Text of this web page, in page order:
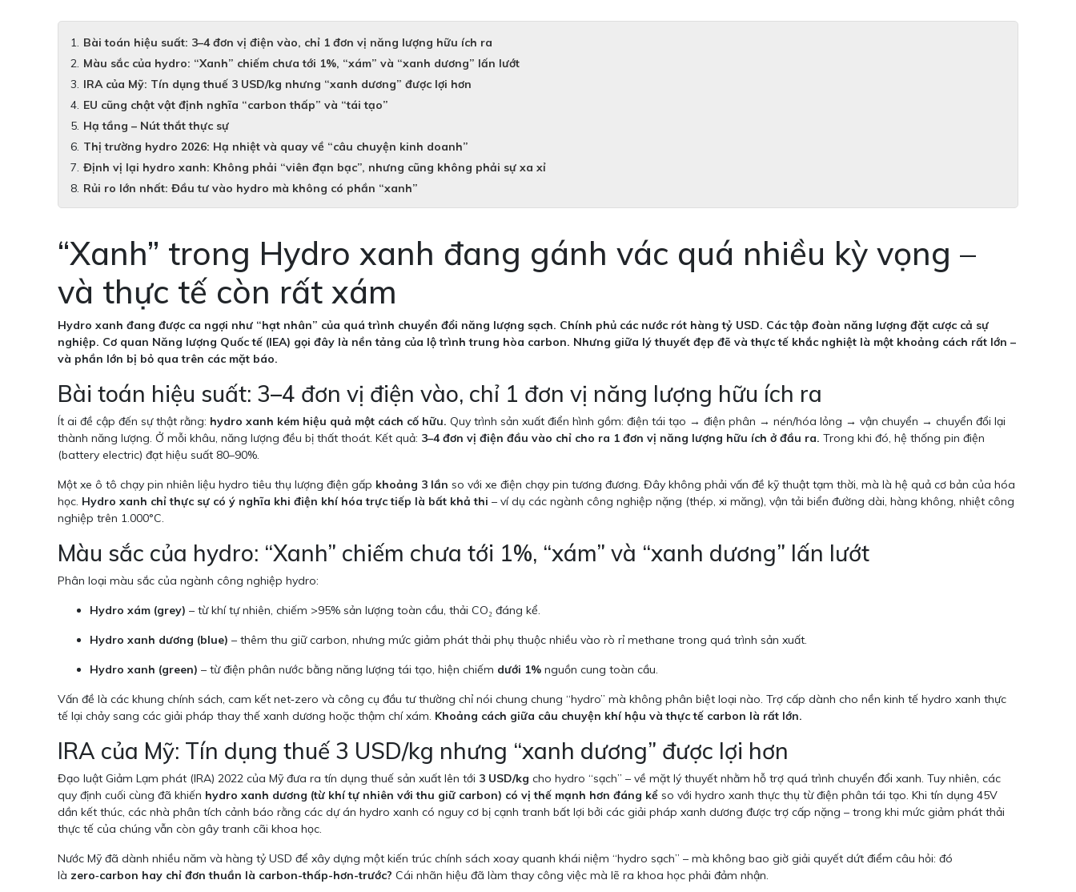
Bài toán hiệu suất: 3–4 đơn vị điện vào, chỉ 1 đơn vị năng lượng hữu ích ra
Màu sắc của hydro: “Xanh” chiếm chưa tới 1%, “xám” và “xanh dương” lấn lướt
IRA của Mỹ: Tín dụng thuế 3 USD/kg nhưng “xanh dương” được lợi hơn
EU cũng chật vật định nghĩa “carbon thấp” và “tái tạo”
Hạ tầng – Nút thắt thực sự
Thị trường hydro 2026: Hạ nhiệt và quay về “câu chuyện kinh doanh”
Định vị lại hydro xanh: Không phải “viên đạn bạc”, nhưng cũng không phải sự xa xỉ
Rủi ro lớn nhất: Đầu tư vào hydro mà không có phần “xanh”
“Xanh” trong Hydro xanh đang gánh vác quá nhiều kỳ vọng –
và thực tế còn rất xám
Hydro xanh đang được ca ngợi như “hạt nhân” của quá trình chuyển đổi năng lượng sạch. Chính phủ các nước rót hàng tỷ USD. Các tập đoàn năng lượng đặt cược cả sự
nghiệp. Cơ quan Năng lượng Quốc tế (IEA) gọi đây là nền tảng của lộ trình trung hòa carbon. Nhưng giữa lý thuyết đẹp đẽ và thực tế khắc nghiệt là một khoảng cách rất lớn –
và phần lớn bị bỏ qua trên các mặt báo.
Bài toán hiệu suất: 3–4 đơn vị điện vào, chỉ 1 đơn vị năng lượng hữu ích ra
Ít ai đề cập đến sự thật rằng: hydro xanh kém hiệu quả một cách cố hữu. Quy trình sản xuất điển hình gồm: điện tái tạo → điện phân → nén/hóa lỏng → vận chuyển → chuyển đổi lại
thành năng lượng. Ở mỗi khâu, năng lượng đều bị thất thoát. Kết quả: 3–4 đơn vị điện đầu vào chỉ cho ra 1 đơn vị năng lượng hữu ích ở đầu ra. Trong khi đó, hệ thống pin điện
(battery electric) đạt hiệu suất 80–90%.
Một xe ô tô chạy pin nhiên liệu hydro tiêu thụ lượng điện gấp khoảng 3 lần so với xe điện chạy pin tương đương. Đây không phải vấn đề kỹ thuật tạm thời, mà là hệ quả cơ bản của hóa
học. Hydro xanh chỉ thực sự có ý nghĩa khi điện khí hóa trực tiếp là bất khả thi – ví dụ các ngành công nghiệp nặng (thép, xi măng), vận tải biển đường dài, hàng không, nhiệt công
nghiệp trên 1.000°C.
Màu sắc của hydro: “Xanh” chiếm chưa tới 1%, “xám” và “xanh dương” lấn lướt
Phân loại màu sắc của ngành công nghiệp hydro:
Hydro xám (grey) – từ khí tự nhiên, chiếm >95% sản lượng toàn cầu, thải CO₂ đáng kể.
Hydro xanh dương (blue) – thêm thu giữ carbon, nhưng mức giảm phát thải phụ thuộc nhiều vào rò rỉ methane trong quá trình sản xuất.
Hydro xanh (green) – từ điện phân nước bằng năng lượng tái tạo, hiện chiếm dưới 1% nguồn cung toàn cầu.
Vấn đề là các khung chính sách, cam kết net‑zero và công cụ đầu tư thường chỉ nói chung chung “hydro” mà không phân biệt loại nào. Trợ cấp dành cho nền kinh tế hydro xanh thực
tế lại chảy sang các giải pháp thay thế xanh dương hoặc thậm chí xám. Khoảng cách giữa câu chuyện khí hậu và thực tế carbon là rất lớn.
IRA của Mỹ: Tín dụng thuế 3 USD/kg nhưng “xanh dương” được lợi hơn
Đạo luật Giảm Lạm phát (IRA) 2022 của Mỹ đưa ra tín dụng thuế sản xuất lên tới 3 USD/kg cho hydro “sạch” – về mặt lý thuyết nhằm hỗ trợ quá trình chuyển đổi xanh. Tuy nhiên, các
quy định cuối cùng đã khiến hydro xanh dương (từ khí tự nhiên với thu giữ carbon) có vị thế mạnh hơn đáng kể so với hydro xanh thực thụ từ điện phân tái tạo. Khi tín dụng 45V
dần kết thúc, các nhà phân tích cảnh báo rằng các dự án hydro xanh có nguy cơ bị cạnh tranh bất lợi bởi các giải pháp xanh dương được trợ cấp nặng – trong khi mức giảm phát thải
thực tế của chúng vẫn còn gây tranh cãi khoa học.
Nước Mỹ đã dành nhiều năm và hàng tỷ USD để xây dựng một kiến trúc chính sách xoay quanh khái niệm “hydro sạch” – mà không bao giờ giải quyết dứt điểm câu hỏi: đó
là zero‑carbon hay chỉ đơn thuần là carbon-thấp-hơn-trước? Cái nhãn hiệu đã làm thay công việc mà lẽ ra khoa học phải đảm nhận.